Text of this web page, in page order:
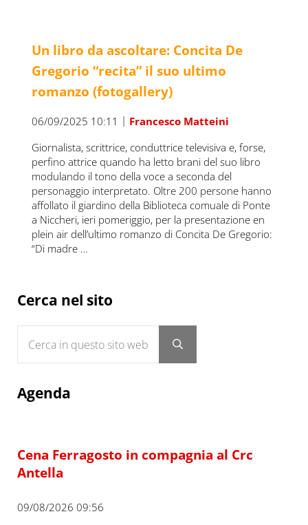
Un libro da ascoltare: Concita De
Gregorio “recita” il suo ultimo
romanzo (fotogallery)
06/09/2025 10:11 | Francesco Matteini
Giornalista, scrittrice, conduttrice televisiva e, forse,
perfino attrice quando ha letto brani del suo libro
modulando il tono della voce a seconda del
personaggio interpretato. Oltre 200 persone hanno
affollato il giardino della Biblioteca comuale di Ponte
a Niccheri, ieri pomeriggio, per la presentazione en
plein air dell’ultimo romanzo di Concita De Gregorio:
“Di madre …
Sidebar
Cerca nel sito
Submit search
Agenda
Cena Ferragosto in compagnia al Crc
Antella
09/08/2026 09:56